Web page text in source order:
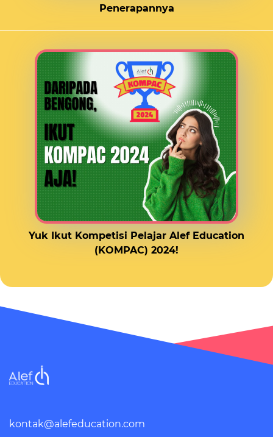
Penerapannya
Yuk Ikut Kompetisi Pelajar Alef Education
(KOMPAC) 2024!
kontak@alefeducation.com